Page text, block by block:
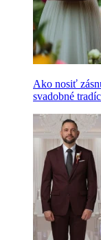
Ako nosiť
svadobné